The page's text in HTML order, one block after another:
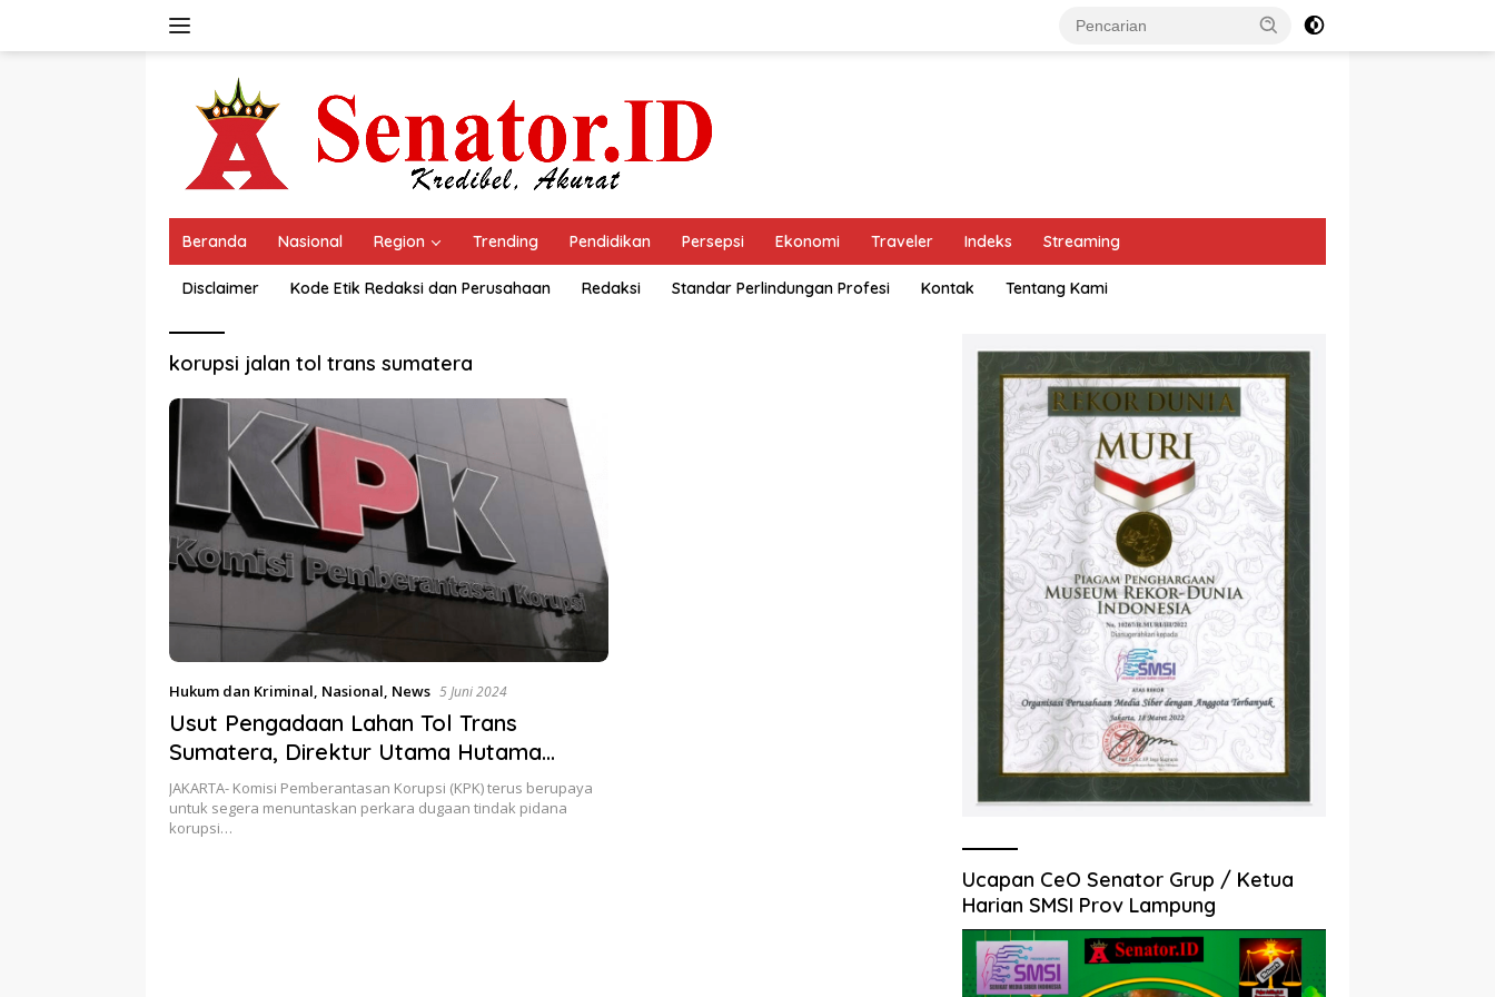
Beranda Nasional Region Trending Pendidikan Persepsi Ekonomi Traveler Indeks Streaming
Disclaimer Kode Etik Redaksi dan Perusahaan Redaksi Standar Perlindungan Profesi Kontak Tentang Kami
korupsi jalan tol trans sumatera
Hukum dan Kriminal, Nasional, News 5 Juni 2024
Usut Pengadaan Lahan Tol Trans
Sumatera, Direktur Utama Hutama
Karya Diperiksa KPK
JAKARTA- Komisi Pemberantasan Korupsi (KPK) terus berupaya
untuk segera menuntaskan perkara dugaan tindak pidana
korupsi…
Ucapan CeO Senator Grup / Ketua
Harian SMSI Prov Lampung